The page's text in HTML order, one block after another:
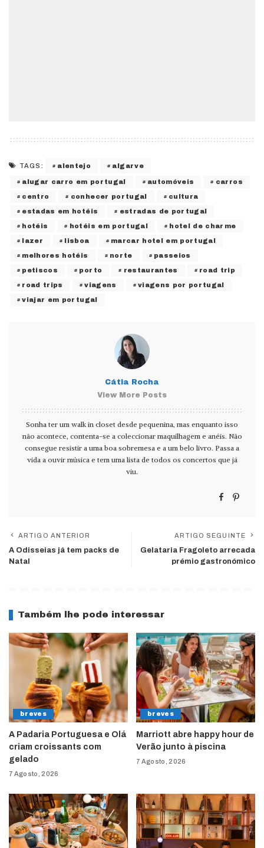
TAGS: alentejo algarve
alugar carro em portugal automóveis carros
centro conhecer portugal cultura
estadas em hotéis estradas de portugal
hotéis hotéis em portugal hotel de charme
lazer lisboa marcar hotel em portugal
melhores hotéis norte passeios
petiscos porto restaurantes road trip
road trips viagens viagens por portugal
viajar em portugal
Cátia Rocha
View More Posts
Sonha ter um walk in closet desde pequenina, mas enquanto isso
não acontece, contenta-se a coleccionar maquilhagem e anéis. Não
consegue resistir a uma boa sobremesa e a um belo livro. Passa a
vida a ouvir música e tem uma lista de todos os concertos que já
viu.
ARTIGO ANTERIOR
A Odisseias já tem packs de
Natal
ARTIGO SEGUINTE
Gelataria Fragoleto arrecada
prémio gastronómico
Também lhe pode interessar
breves
A Padaria Portuguesa e Olá
criam croissants com
gelado
7 Agosto, 2026
breves
Marriott abre happy hour de
Verão junto à piscina
7 Agosto, 2026